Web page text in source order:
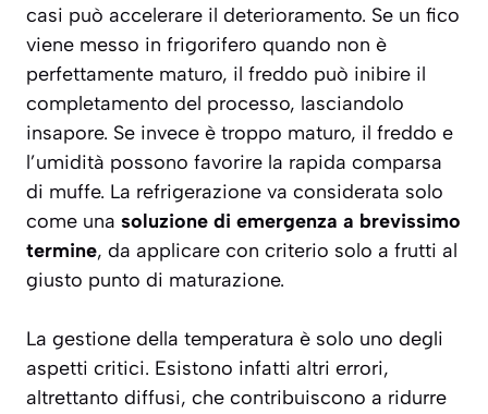
casi può accelerare il deterioramento. Se un fico
viene messo in frigorifero quando non è
perfettamente maturo, il freddo può inibire il
completamento del processo, lasciandolo
insapore. Se invece è troppo maturo, il freddo e
l’umidità possono favorire la rapida comparsa
di muffe. La refrigerazione va considerata solo
come una soluzione di emergenza a brevissimo
termine, da applicare con criterio solo a frutti al
giusto punto di maturazione.
La gestione della temperatura è solo uno degli
aspetti critici. Esistono infatti altri errori,
altrettanto diffusi, che contribuiscono a ridurre